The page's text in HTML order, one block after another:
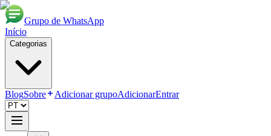
Grupo de WhatsApp
Início
Categorias
BlogSobre Adicionar grupoAdicionarEntrar